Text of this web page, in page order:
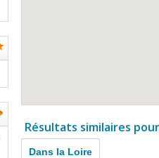
Résultats similaires
Dans la Loire